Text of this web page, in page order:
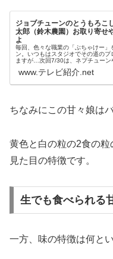
ジョブチューンのとうもろこ
太郎（鈴木農園）お取り寄せ
よ
毎回、色々な職業の「ぶちゃけー」
ン。いつもはスタジオでその道の
ますが…次回7/30は、ネプチューン
桃・スイカ・枝豆・パイナップ...
www.テレビ紹介.net
ちなみにこの甘々娘は
黄色と白の粒の2食の
見た目の特徴です。
生でも食べられる
一方、味の特徴は何と